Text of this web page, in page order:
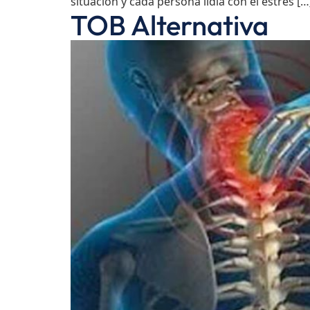
TOB Alternativa